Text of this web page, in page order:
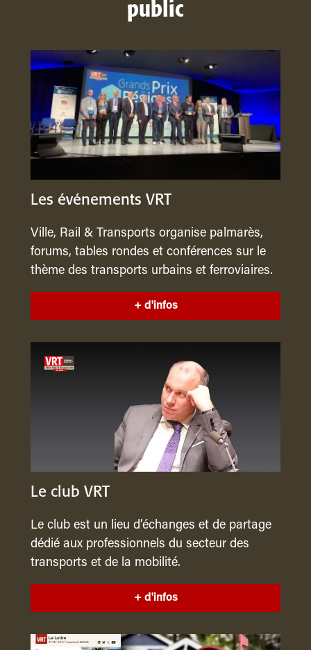
public
Les événements VRT
Ville, Rail & Transports organise palmarès,
forums, tables rondes et conférences sur le
thème des transports urbains et ferroviaires.
+ d'infos
Le club VRT
Le club est un lieu d’échanges et de partage
dédié aux professionnels du secteur des
transports et de la mobilité.
+ d'infos